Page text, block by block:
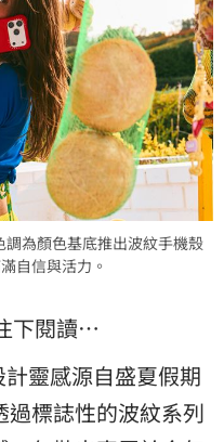
調為顏色基底推出波紋手機殼
自信與活力。
下閱讀…
計靈感源自盛夏假期
標誌性的波紋系列